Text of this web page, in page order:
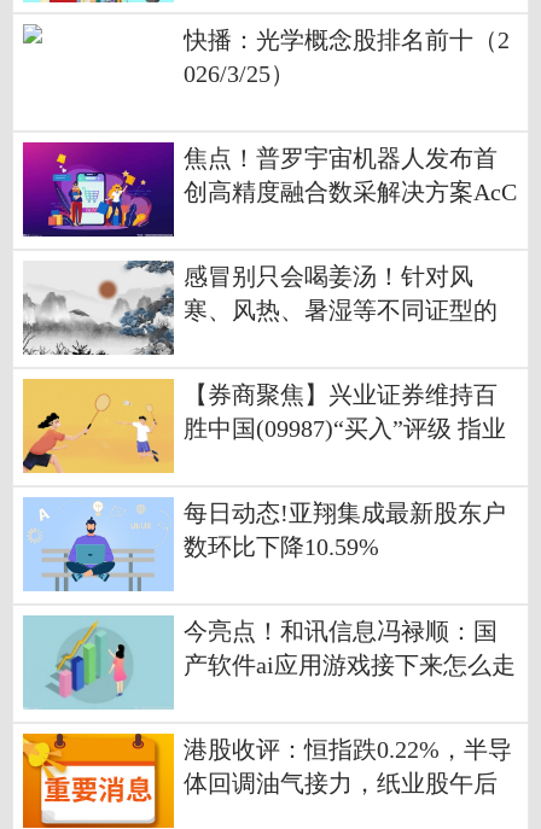
快播：光学概念股排名前十（2
026/3/25）
焦点！普罗宇宙机器人发布首
创高精度融合数采解决方案AcC
感冒别只会喝姜汤！针对风
寒、风热、暑湿等不同证型的
【券商聚焦】兴业证券维持百
胜中国(09987)“买入”评级 指业
每日动态!亚翔集成最新股东户
数环比下降10.59%
今亮点！和讯信息冯禄顺：国
产软件ai应用游戏接下来怎么走
港股收评：恒指跌0.22%，半导
体回调油气接力，纸业股午后